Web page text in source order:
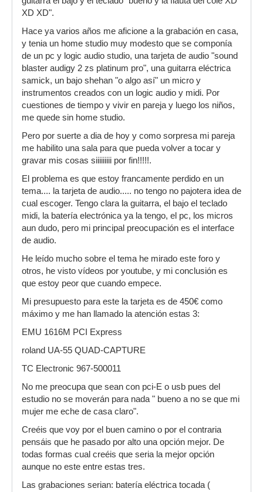
XD XD".
Hace ya varios años me aficione a la grabación en casa,
y tenia un home studio muy modesto que se componía
de un pc y logic audio studio, una tarjeta de audio "sound
blaster audigy 2 zs platinum pro", una guitarra eléctrica
samick, un bajo shehan "o algo así" un micro y
instrumentos creados con un logic audio y midi. Por
cuestiones de tiempo y vivir en pareja y luego los niños,
me quede sin home studio.
Pero por suerte a dia de hoy y como sorpresa mi pareja
me habilito una sala para que pueda volver a tocar y
gravar mis cosas siiiiiiiii por fin!!!!!.
El problema es que estoy francamente perdido en un
tema.... la tarjeta de audio..... no tengo no pajotera idea de
cual escoger. Tengo clara la guitarra, el bajo el teclado
midi, la batería electrónica ya la tengo, el pc, los micros
aun dudo, pero mi principal preocupación es el interface
de audio.
He leído mucho sobre el tema he mirado este foro y
otros, he visto vídeos por youtube, y mi conclusión es
que estoy peor que cuando empece.
Mi presupuesto para este la tarjeta es de 450€ como
máximo y me han llamado la atención estas 3:
EMU 1616M PCI Express
roland UA-55 QUAD-CAPTURE
TC Electronic 967-500011
No me preocupa que sean con pci-E o usb pues del
estudio no se moverán para nada " bueno a no se que mi
mujer me eche de casa claro".
Creéis que voy por el buen camino o por el contraria
pensáis que he pasado por alto una opción mejor. De
todas formas cual creéis que seria la mejor opción
aunque no este entre estas tres.
Las grabaciones serian: batería eléctrica tocada (